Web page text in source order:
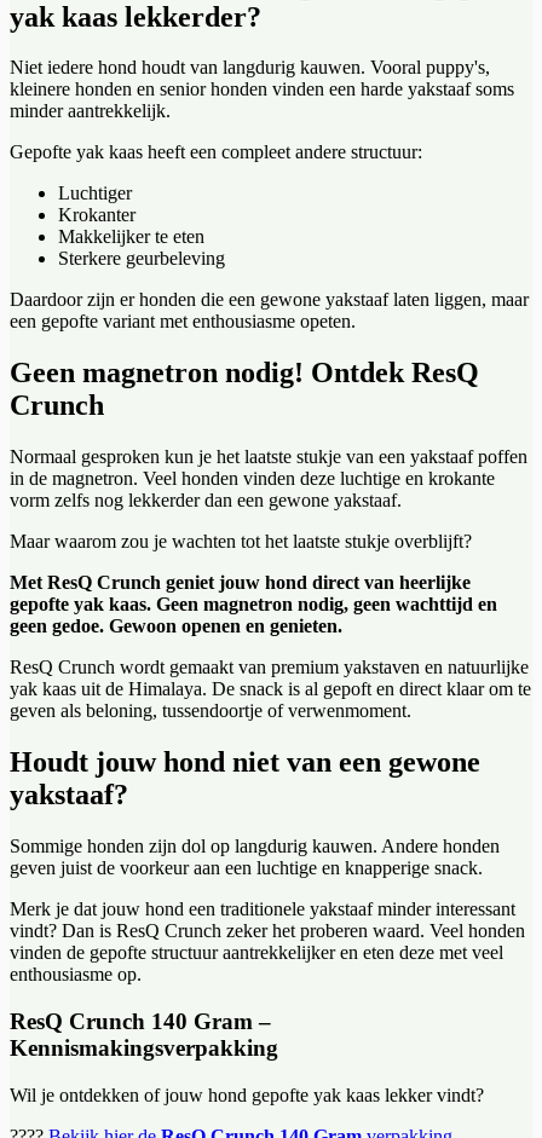
yak kaas lekkerder?
Niet iedere hond houdt van langdurig kauwen. Vooral puppy's,
kleinere honden en senior honden vinden een harde yakstaaf soms
minder aantrekkelijk.
Gepofte yak kaas heeft een compleet andere structuur:
Luchtiger
Krokanter
Makkelijker te eten
Sterkere geurbeleving
Daardoor zijn er honden die een gewone yakstaaf laten liggen, maar
een gepofte variant met enthousiasme opeten.
Geen magnetron nodig! Ontdek ResQ
Crunch
Normaal gesproken kun je het laatste stukje van een yakstaaf poffen
in de magnetron. Veel honden vinden deze luchtige en krokante
vorm zelfs nog lekkerder dan een gewone yakstaaf.
Maar waarom zou je wachten tot het laatste stukje overblijft?
Met ResQ Crunch geniet jouw hond direct van heerlijke
gepofte yak kaas. Geen magnetron nodig, geen wachttijd en
geen gedoe. Gewoon openen en genieten.
ResQ Crunch wordt gemaakt van premium yakstaven en natuurlijke
yak kaas uit de Himalaya. De snack is al gepoft en direct klaar om te
geven als beloning, tussendoortje of verwenmoment.
Houdt jouw hond niet van een gewone
yakstaaf?
Sommige honden zijn dol op langdurig kauwen. Andere honden
geven juist de voorkeur aan een luchtige en knapperige snack.
Merk je dat jouw hond een traditionele yakstaaf minder interessant
vindt? Dan is ResQ Crunch zeker het proberen waard. Veel honden
vinden de gepofte structuur aantrekkelijker en eten deze met veel
enthousiasme op.
ResQ Crunch 140 Gram –
Kennismakingsverpakking
Wil je ontdekken of jouw hond gepofte yak kaas lekker vindt?